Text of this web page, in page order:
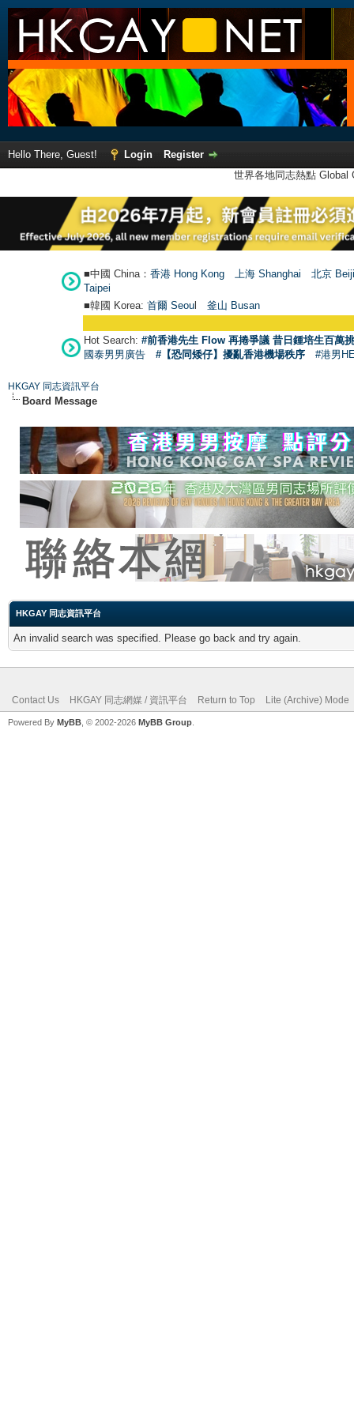
Hello There, Guest! Login
Register
世界各地同志熱點
■中國 China： 香港 Hong Kong 上海 Shanghai
北京
Taipei
■韓國 Korea: 首爾 Seoul 釜山 Busan
Hot Search: #前香港先生 Flow 再捲爭議 昔日鍾培生百萬
國泰男男廣告
#【恐同矮仔】擾亂香港機場秩序 #港男
HKGAY 同志資訊平台
Board Message
HKGAY 同志資訊平台
An invalid search was specified. Please go back and try again.
Contact Us HKGAY 同志網媒 / 資訊平台 Return to Top Lite (Archive) Mode
Powered By MyBB , © 2002-2026 MyBB Group